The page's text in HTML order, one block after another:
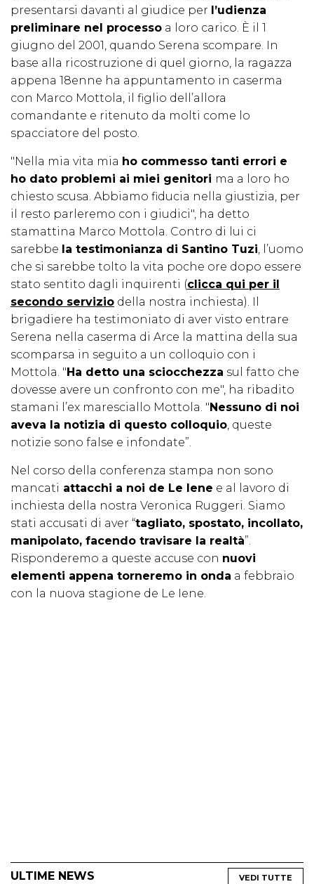
presentarsi davanti al giudice per l’udienza
preliminare nel processo a loro carico. È il 1
giugno del 2001, quando Serena scompare. In
base alla ricostruzione di quel giorno, la ragazza
appena 18enne ha appuntamento in caserma
con Marco Mottola, il figlio dell’allora
comandante e ritenuto da molti come lo
spacciatore del posto.
"Nella mia vita mia ho commesso tanti errori e
ho dato problemi ai miei genitori ma a loro ho
chiesto scusa. Abbiamo fiducia nella giustizia, per
il resto parleremo con i giudici", ha detto
stamattina Marco Mottola. Contro di lui ci
sarebbe la testimonianza di Santino Tuzi, l’uomo
che si sarebbe tolto la vita poche ore dopo essere
stato sentito dagli inquirenti (clicca qui per il
secondo servizio della nostra inchiesta). Il
brigadiere ha testimoniato di aver visto entrare
Serena nella caserma di Arce la mattina della sua
scomparsa in seguito a un colloquio con i
Mottola. " Ha detto una sciocchezza sul fatto che
dovesse avere un confronto con me", ha ribadito
stamani l’ex maresciallo Mottola. " Nessuno di noi
aveva la notizia di questo colloquio, queste
notizie sono false e infondate”.
Nel corso della conferenza stampa non sono
mancati attacchi a noi de Le Iene e al lavoro di
inchiesta della nostra Veronica Ruggeri. Siamo
stati accusati di aver “tagliato, spostato, incollato,
manipolato, facendo travisare la realtà”.
Risponderemo a queste accuse con nuovi
elementi appena torneremo in onda a febbraio
con la nuova stagione de Le Iene.
ULTIME NEWS VEDI TUTTE